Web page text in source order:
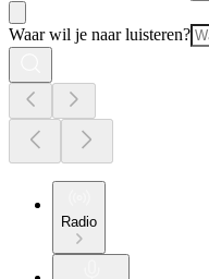
Waar wil je naar luisteren?
Radio